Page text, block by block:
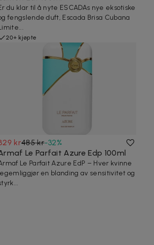
du klar til å nyte ESCADAs nye eksotiske
fengslende duft, Escada Brisa Cubana
20+ kjøpte
kr485 kr-32%
Le Parfait Azure Edp 100ml
Le Parfait Azure EdP – Hver kvinne
en blanding av sensitivitet og